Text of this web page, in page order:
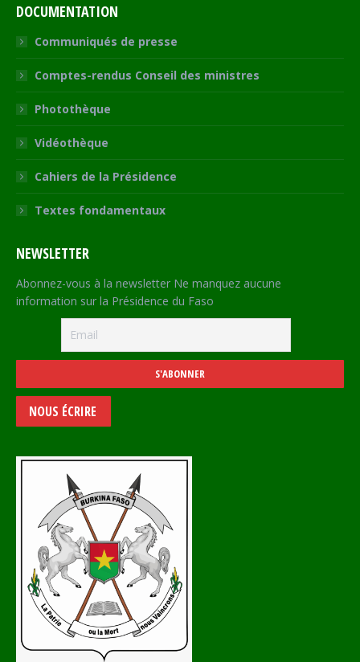
DOCUMENTATION
Communiqués de presse
Comptes-rendus Conseil des ministres
Photothèque
Vidéothèque
Cahiers de la Présidence
Textes fondamentaux
NEWSLETTER
Abonnez-vous à la newsletter Ne manquez aucune
information sur la Présidence du Faso
NOUS ÉCRIRE